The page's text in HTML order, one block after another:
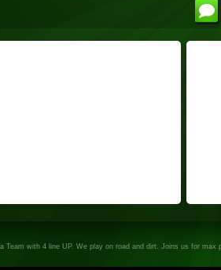
Team with 4 line UP. We play on road and dirt. Joins us for max